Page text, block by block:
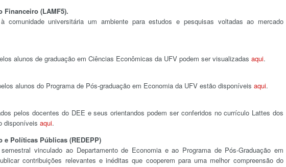
Financeiro (LAMF5).
comunidade universitária um ambiente para estudos e pesquisas voltadas ao mercado
alunos de graduação em Ciências Econômicas da UFV podem ser visualizadas aqui.
alunos do Programa de Pós-graduação em Economia da UFV estão disponíveis aqui.
pelos docentes do DEE e seus orientandos podem ser conferidos no currículo Lattes dos
disponíveis aqui.
e Políticas Públicas (REDEPP)
vinculado ao Departamento de Economia e ao Programa de Pós-Graduação em
contribuições relevantes e inéditas que cooperem para uma melhor compreensão do